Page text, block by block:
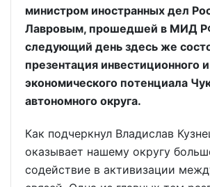
министром иностранных дел
Лавровым, прошедшей в МИД
следующий день здесь же
презентация инвестиционного и
экономического потенциала
автономного округа.
Как подчеркнул Владислав
оказывает нашему округу
содействие в активизации